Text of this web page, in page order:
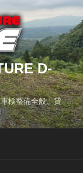
D-
検整備全般、貸